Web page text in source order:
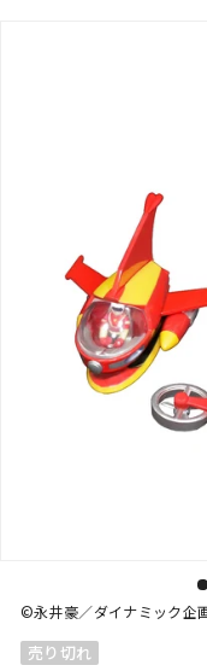
©永井豪／ダイナミック企
売り切れ